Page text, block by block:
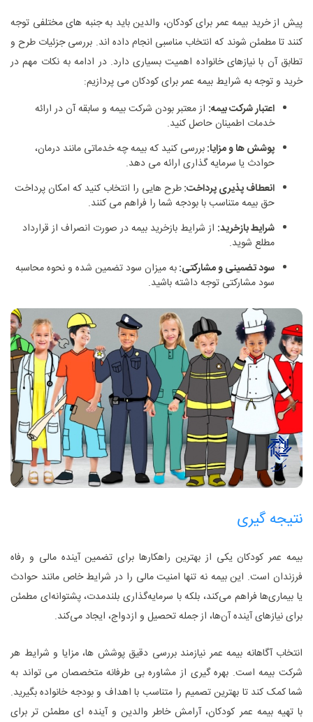
پیش از خرید بیمه عمر برای کودکان، والدین باید به جنبه ‌های مختلفی توجه
کنند تا مطمئن شوند که انتخاب مناسبی انجام داده ‌اند. بررسی جزئیات طرح و
تطابق آن با نیازهای خانواده اهمیت بسیاری دارد. در ادامه به نکات مهم در
خرید و توجه به شرایط بیمه عمر برای کودکان می پردازیم:
اعتبار شرکت بیمه: از معتبر بودن شرکت بیمه و سابقه آن در ارائه
خدمات اطمینان حاصل کنید.
پوشش ‌ها و مزایا:بررسی کنید که بیمه چه خدماتی مانند درمان،
حوادث یا سرمایه ‌گذاری ارائه می ‌دهد.
انعطاف‌ پذیری پرداخت:طرح‌ هایی را انتخاب کنید که امکان پرداخت
حق بیمه متناسب با بودجه شما را فراهم می ‌کنند.
شرایط بازخرید: از شرایط بازخرید بیمه در صورت انصراف از قرارداد
مطلع شوید.
سود تضمینی و مشارکتی:به میزان سود تضمین‌ شده و نحوه محاسبه
سود مشارکتی توجه داشته باشید.
نتیجه ‌گیری
بیمه عمر کودکان یکی از بهترین راهکارها برای تضمین آینده مالی و رفاه
فرزندان است. این بیمه نه تنها امنیت مالی را در شرایط خاص مانند حوادث
یا بیماری‌ها فراهم می‌کند، بلکه با سرمایه‌گذاری بلندمدت، پشتوانه‌ای مطمئن
برای نیازهای آینده آن‌ها، از جمله تحصیل و ازدواج، ایجاد می‌کند.
انتخاب آگاهانه بیمه عمر نیازمند بررسی دقیق پوشش ‌ها، مزایا و شرایط هر
شرکت بیمه است. بهره‌ گیری از مشاوره بی ‌طرفانه متخصصان می‌ تواند به
شما کمک کند تا بهترین تصمیم را متناسب با اهداف و بودجه خانواده بگیرید.
با تهیه بیمه عمر کودکان، آرامش خاطر والدین و آینده ‌ای مطمئن ‌تر برای